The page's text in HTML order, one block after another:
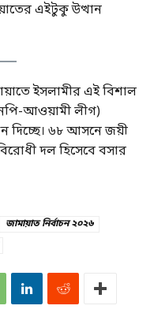
এইটুকু উত্থান
ইসলামীর এই বিশাল
আওয়ামী লীগ)
দিচ্ছে। ৬৮ আসনে জয়ী
দল হিসেবে বসার
জামায়াত নির্বাচন ২০২৬